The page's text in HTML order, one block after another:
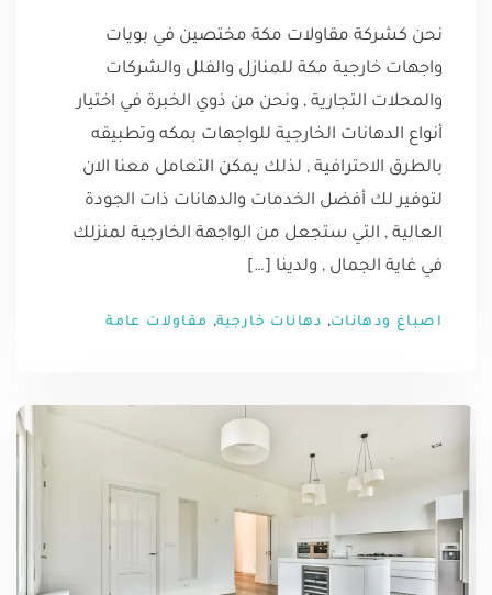
نحن كشركة مقاولات مكة مختصين في بويات
واجهات خارجية مكة للمنازل والفلل والشركات
والمحلات التجارية , ونحن من ذوي الخبرة في اختيار
أنواع الدهانات الخارجية للواجهات بمكه وتطبيقه
بالطرق الاحترافية , لذلك يمكن التعامل معنا الان
لتوفير لك أفضل الخدمات والدهانات ذات الجودة
العالية , التي ستجعل من الواجهة الخارجية لمنزلك
في غاية الجمال , ولدينا […]
اصباغ ودهانات, دهانات خارجية, مقاولات عامة